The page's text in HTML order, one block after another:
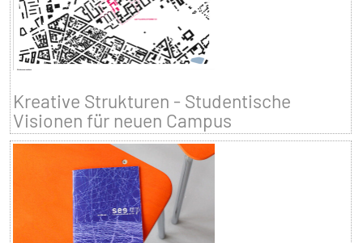
Kreative Strukturen - Studentische
Visionen für neuen Campus